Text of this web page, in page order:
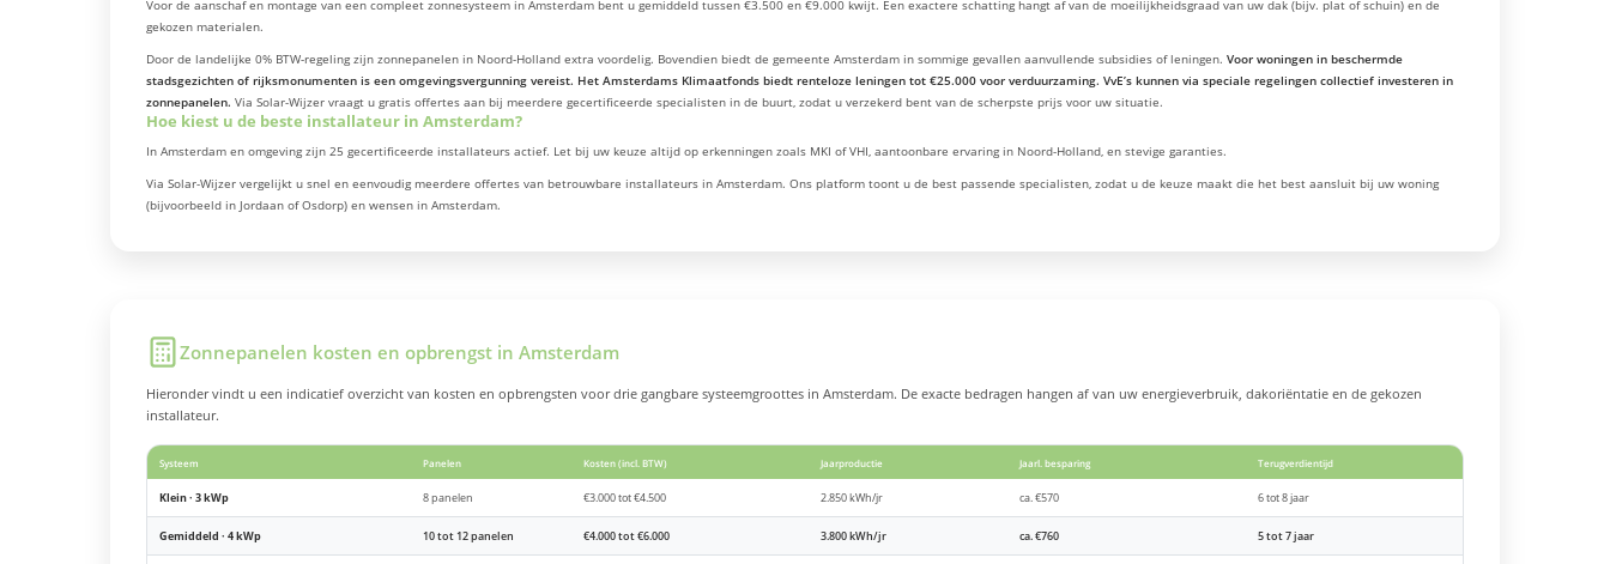
Voor de aanschaf en montage van een compleet zonnesysteem in Amsterdam bent u gemiddeld tussen €3.500 en €9.000 kwijt. Een exactere schatting hangt af van de moeilijkheidsgraad van uw dak (bijv. plat of schuin) en de
gekozen materialen.
Door de landelijke 0% BTW-regeling zijn zonnepanelen in Noord-Holland extra voordelig. Bovendien biedt de gemeente Amsterdam in sommige gevallen aanvullende subsidies of leningen. Voor woningen in beschermde
stadsgezichten of rijksmonumenten is een omgevingsvergunning vereist. Het Amsterdams Klimaatfonds biedt renteloze leningen tot €25.000 voor verduurzaming. VvE’s kunnen via speciale regelingen collectief investeren in
zonnepanelen. Via Solar-Wijzer vraagt u gratis offertes aan bij meerdere gecertificeerde specialisten in de buurt, zodat u verzekerd bent van de scherpste prijs voor uw situatie.
Hoe kiest u de beste installateur in Amsterdam?
In Amsterdam en omgeving zijn 25 gecertificeerde installateurs actief. Let bij uw keuze altijd op erkenningen zoals MKI of VHI, aantoonbare ervaring in Noord-Holland, en stevige garanties.
Via Solar-Wijzer vergelijkt u snel en eenvoudig meerdere offertes van betrouwbare installateurs in Amsterdam. Ons platform toont u de best passende specialisten, zodat u de keuze maakt die het best aansluit bij uw woning
(bijvoorbeeld in Jordaan of Osdorp) en wensen in Amsterdam.
Zonnepanelen kosten en opbrengst in Amsterdam
Hieronder vindt u een indicatief overzicht van kosten en opbrengsten voor drie gangbare systeemgroottes in Amsterdam. De exacte bedragen hangen af van uw energieverbruik, dakoriëntatie en de gekozen
installateur.
Systeem Panelen Kosten (incl. BTW) Jaarproductie Jaarl. besparing Terugverdientijd
Klein · 3 kWp 8 panelen €3.000 tot €4.500 2.850 kWh/jr ca. €570 6 tot 8 jaar
Gemiddeld · 4 kWp 10 tot 12 panelen €4.000 tot €6.000 3.800 kWh/jr ca. €760 5 tot 7 jaar